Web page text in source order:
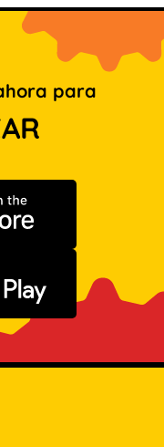
para
en App Store
en Google Play